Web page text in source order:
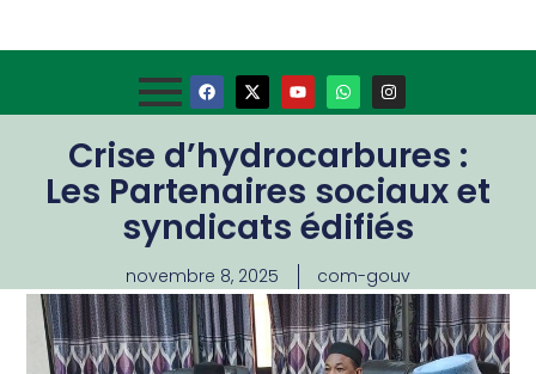
Crise d’hydrocarbures :
Les Partenaires sociaux et
syndicats édifiés
novembre 8, 2025 com-gouv